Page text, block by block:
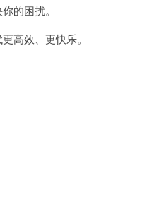
的困扰。
高效、更快乐。